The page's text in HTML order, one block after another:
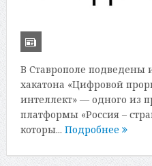
В Ставрополе подведены
хакатона «Цифровой
интеллект» ― одного из
платформы «Россия –
которы... Подробнее